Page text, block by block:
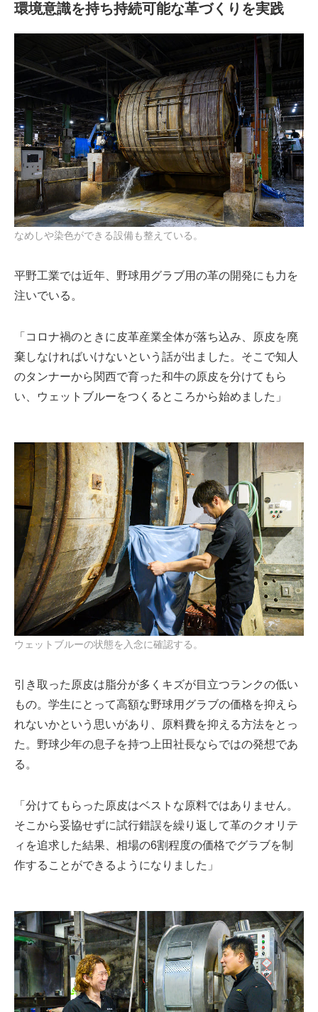
環境意識を持ち持続可能な革づくりを実践
なめしや染色ができる設備も整えている。
平野工業では近年、野球用グラブ用の革の開発にも力を
注いでいる。
「コロナ禍のときに皮革産業全体が落ち込み、原皮を廃
棄しなければいけないという話が出ました。そこで知人
のタンナーから関西で育った和牛の原皮を分けてもら
い、ウェットブルーをつくるところから始めました」
ウェットブルーの状態を入念に確認する。
引き取った原皮は脂分が多くキズが目立つランクの低い
もの。学生にとって高額な野球用グラブの価格を抑えら
れないかという思いがあり、原料費を抑える方法をとっ
た。野球少年の息子を持つ上田社長ならではの発想であ
る。
「分けてもらった原皮はベストな原料ではありません。
そこから妥協せずに試行錯誤を繰り返して革のクオリテ
ィを追求した結果、相場の6割程度の価格でグラブを制
作することができるようになりました」